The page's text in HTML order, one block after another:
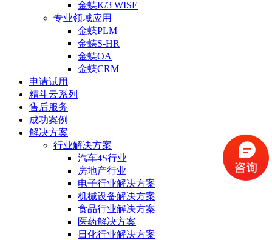
金蝶K/3 WISE
专业领域应用
金蝶PLM
金蝶S-HR
金蝶OA
金蝶CRM
申请试用
精斗云系列
售后服务
成功案例
解决方案
行业解决方案
汽车4S行业
房地产行业
电子行业解决方案
机械设备解决方案
食品行业解决方案
医药解决方案
日化行业解决方案